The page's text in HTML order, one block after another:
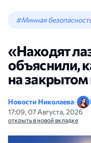
#Минная
«Находят
объяснили,
на
Новости Николаева•
17:09, 07 Августа, 2026
открыть в новой вкладке